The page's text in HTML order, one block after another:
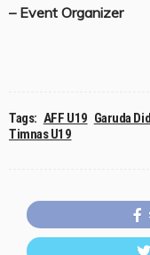
– Event Organizer
Tags: AFF U19 Garuda
Timnas U19